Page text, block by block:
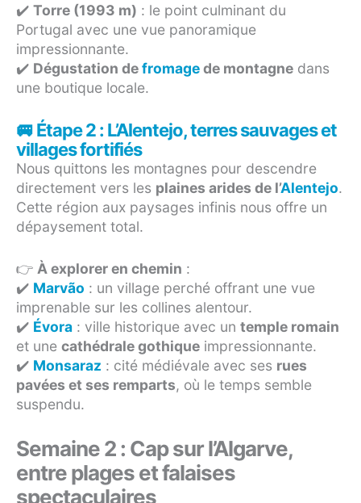
✔️ Torre (1993 m) : le point culminant du
Portugal avec une vue panoramique
impressionnante.
✔️ Dégustation defromagede montagne dans
une boutique locale.
🚐 Étape 2 : L’Alentejo, terres sauvages et
villages fortifiés
Nous quittons les montagnes pour descendre
directement vers les plaines arides de l’Alentejo.
Cette région aux paysages infinis nous offre un
dépaysement total.
👉 À explorer en chemin :
✔️ Marvão : un village perché offrant une vue
imprenable sur les collines alentour.
✔️ Évora : ville historique avec un temple romain
et une cathédrale gothique impressionnante.
✔️ Monsaraz : cité médiévale avec ses rues
pavées et ses remparts, où le temps semble
suspendu.
Semaine 2 : Cap sur l’Algarve,
entre plages et falaises
spectaculaires